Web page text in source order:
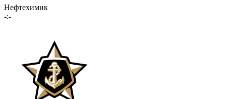
Нефтехимик
-:-